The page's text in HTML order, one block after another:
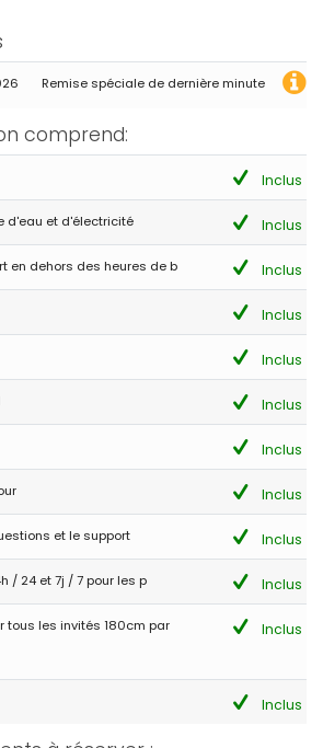
Remise spéciale de dernière minute
comprend:
Inclus
d'eau et d'électricité Inclus
en dehors des heures de b Inclus
Inclus
Inclus
Inclus
Inclus
Inclus
et le support Inclus
/ 24 et 7j / 7 pour les p Inclus
tous les invités 180cm par
Inclus
Inclus